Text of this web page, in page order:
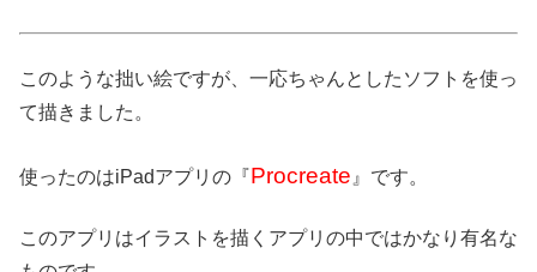
このような拙い絵ですが、一応ちゃんとしたソフトを使っ
て描きました。
使ったのはiPadアプリの『Procreate 』 です。
このアプリはイラストを描くアプリの中ではかなり有名な